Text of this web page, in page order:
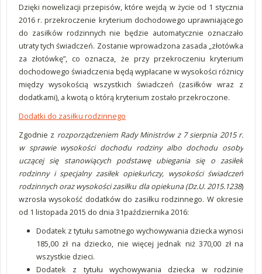
Dzięki nowelizacji przepisów, które wejdą w życie od 1 stycznia
2016 r. przekroczenie kryterium dochodowego uprawniającego
do zasiłków rodzinnych nie będzie automatycznie oznaczało
utraty tych świadczeń. Zostanie wprowadzona zasada „złotówka
za złotówkę”, co oznacza, że przy przekroczeniu kryterium
dochodowego świadczenia będą wypłacane w wysokości różnicy
między wysokością wszystkich świadczeń (zasiłków wraz z
dodatkami), a kwotą o którą kryterium zostało przekroczone.
Dodatki do zasiłku rodzinnego
Zgodnie z rozporządzeniem Rady Ministrów z 7 sierpnia 2015 r.
w sprawie wysokości dochodu rodziny albo dochodu osoby
uczącej się stanowiących podstawę ubiegania się o zasiłek
rodzinny i specjalny zasiłek opiekuńczy, wysokości świadczeń
rodzinnych oraz wysokości zasiłku dla opiekuna (Dz.U. 2015.1238)
wzrosła wysokość dodatków do zasiłku rodzinnego. W okresie
od 1 listopada 2015 do dnia 31października 2016:
Dodatek z tytułu samotnego wychowywania dziecka wynosi
185,00 zł na dziecko, nie więcej jednak niż 370,00 zł na
wszystkie dzieci.
Dodatek z tytułu wychowywania dziecka w rodzinie